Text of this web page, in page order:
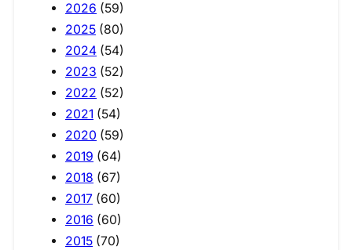
2026 (59)
2025 (80)
2024 (54)
2023 (52)
2022 (52)
2021 (54)
2020 (59)
2019 (64)
2018 (67)
2017 (60)
2016 (60)
2015 (70)